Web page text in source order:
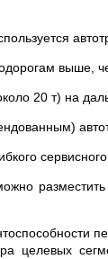
выше,
20 т) на
целевых